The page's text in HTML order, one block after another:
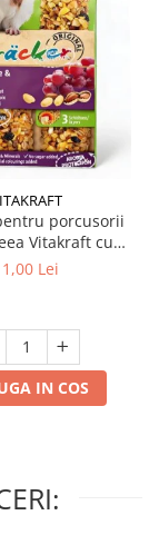
porcusorii
Vitakraft cu
& nuci 2 buc
Lei
IN COS